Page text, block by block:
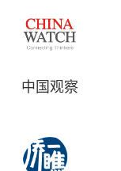
中国观察